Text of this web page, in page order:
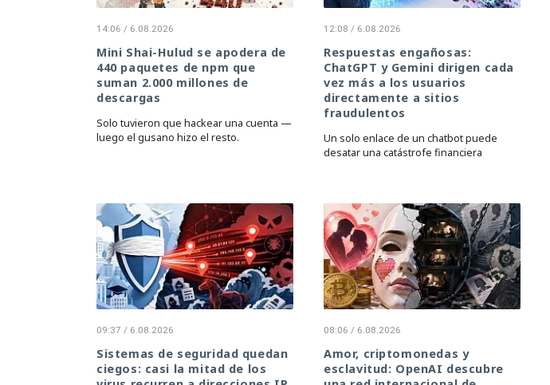
14:06 / 6.08.2026
Mini Shai-Hulud se apodera de
440 paquetes de npm que
suman 2.000 millones de
descargas
Solo tuvieron que hackear una cuenta —
luego el gusano hizo el resto.
12:08 / 6.08.2026
Respuestas engañosas:
ChatGPT y Gemini dirigen cada
vez más a los usuarios
directamente a sitios
fraudulentos
Un solo enlace de un chatbot puede
desatar una catástrofe financiera
09:37 / 6.08.2026
Sistemas de seguridad quedan
ciegos: casi la mitad de los
08:06 / 6.08.2026
Amor, criptomonedas y
esclavitud: OpenAI descubre